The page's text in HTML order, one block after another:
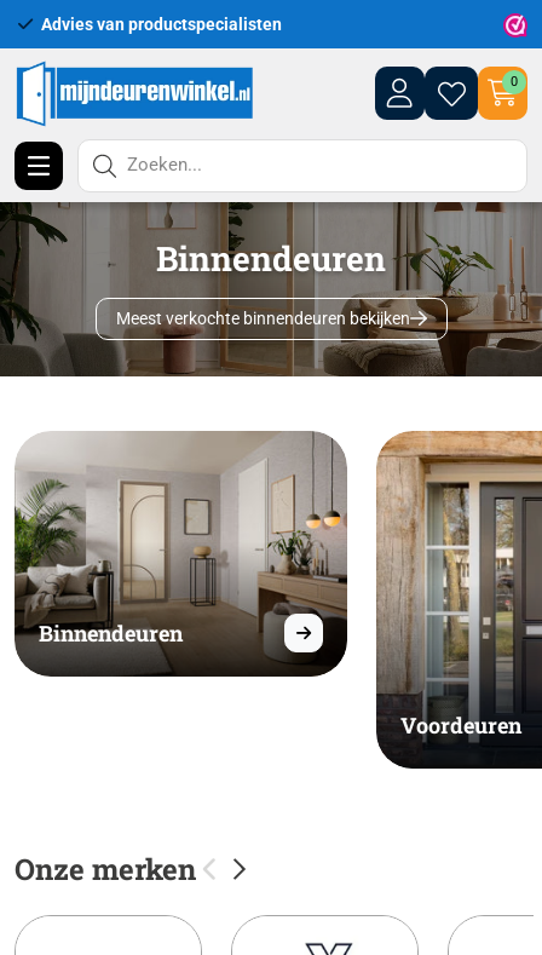
Uitgebreid assortiment uit voorraad leverbaar
0
Zoeken...
Binnendeuren
Meest verkochte binnendeuren bekijken
Binnendeuren
Voordeuren
Onze merken